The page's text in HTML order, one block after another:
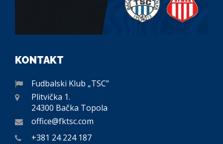
KONTAKT
Fudbalski Klub „TSC”
Plitvička 1.
24300 Bačka Topola
office@fktsc.com
+381 24 224 187